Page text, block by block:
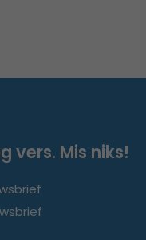
vers. Mis niks!